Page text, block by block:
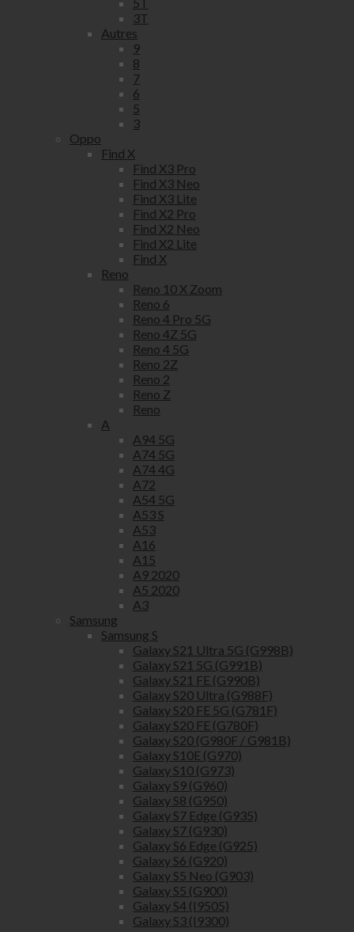
3T
Autres
9
8
7
6
5
3
Oppo
Find X
Find X3 Pro
Find X3 Neo
Find X3 Lite
Find X2 Pro
Find X2 Neo
Find X2 Lite
Find X
Reno
Reno 10 X Zoom
Reno 6
Reno 4 Pro 5G
Reno 4Z 5G
Reno 4 5G
Reno 2Z
Reno 2
Reno Z
Reno
A
A94 5G
A74 5G
A74 4G
A72
A54 5G
A53 S
A53
A16
A15
A9 2020
A5 2020
A3
Samsung
Samsung S
Galaxy S21 Ultra 5G (G998B)
Galaxy S21 5G (G991B)
Galaxy S21 FE (G990B)
Galaxy S20 Ultra (G988F)
Galaxy S20 FE 5G (G781F)
Galaxy S20 FE (G780F)
Galaxy S20 (G980F / G981B)
Galaxy S10E (G970)
Galaxy S10 (G973)
Galaxy S9 (G960)
Galaxy S8 (G950)
Galaxy S7 Edge (G935)
Galaxy S7 (G930)
Galaxy S6 Edge (G925)
Galaxy S6 (G920)
Galaxy S5 Neo (G903)
Galaxy S5 (G900)
Galaxy S4 (I9505)
Galaxy S3 (I9300)